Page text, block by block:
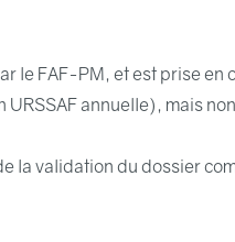
le FAF-PM, et est prise en
annuelle), mais
la validation du dossier